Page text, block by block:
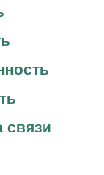
связи